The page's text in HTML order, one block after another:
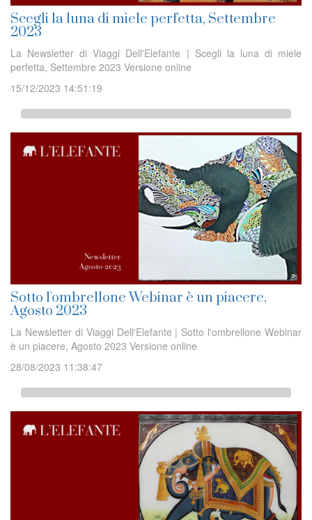
Scegli la luna di miele perfetta, Settembre
2023
La Newsletter di Viaggi Dell'Elefante | Scegli la luna di miele
perfetta, Settembre 2023 Versione online
15/12/2023 14:51:19
Sotto l'ombrellone Webinar è un piacere,
Agosto 2023
La Newsletter di Viaggi Dell'Elefante | Sotto l'ombrellone Webinar
è un piacere, Agosto 2023 Versione online
28/08/2023 11:38:47